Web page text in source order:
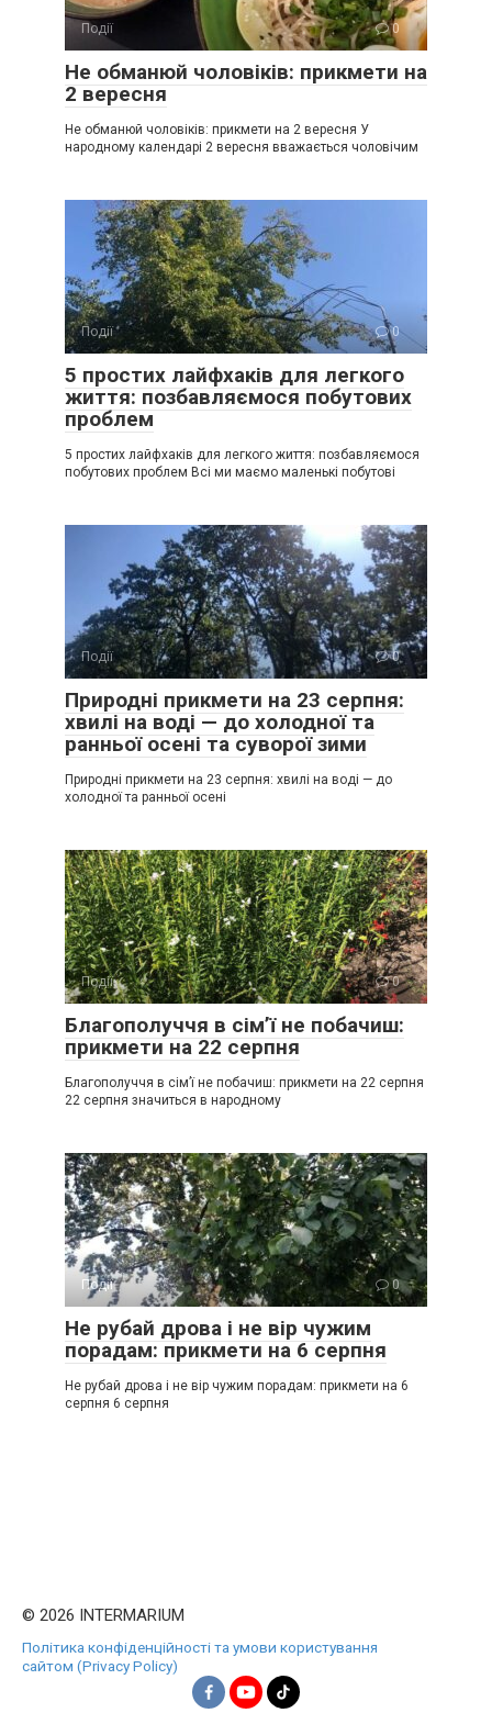
Події 0
Не обманюй чоловіків: прикмети на
2 вересня
Не обманюй чоловіків: прикмети на 2 вересня У
народному календарі 2 вересня вважається чоловічим
Події 0
5 простих лайфхаків для легкого
життя: позбавляємося побутових
проблем
5 простих лайфхаків для легкого життя: позбавляємося
побутових проблем Всі ми маємо маленькі побутові
Події 0
Природні прикмети на 23 серпня:
хвилі на воді — до холодної та
ранньої осені та суворої зими
Природні прикмети на 23 серпня: хвилі на воді — до
холодної та ранньої осені
Події 0
Благополуччя в сім’ї не побачиш:
прикмети на 22 серпня
Благополуччя в сім’ї не побачиш: прикмети на 22 серпня
22 серпня значиться в народному
Події 0
Не рубай дрова і не вір чужим
порадам: прикмети на 6 серпня
Не рубай дрова і не вір чужим порадам: прикмети на 6
серпня 6 серпня
© 2026 INTERMARIUM
Політика конфіденційності та умови користування
сайтом (Privacy Policy)